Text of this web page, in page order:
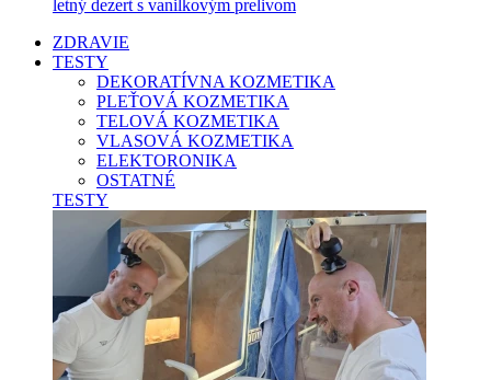
letný dezert s vanilkovým prelivom
ZDRAVIE
TESTY
DEKORATÍVNA KOZMETIKA
PLEŤOVÁ KOZMETIKA
TELOVÁ KOZMETIKA
VLASOVÁ KOZMETIKA
ELEKTORONIKA
OSTATNÉ
TESTY